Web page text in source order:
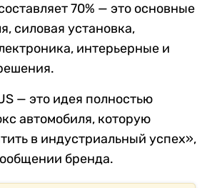
70% — это основные
силовая установка,
интерьерные и
— это идея полностью
автомобиля, которую
в индустриальный успех»,
бренда.